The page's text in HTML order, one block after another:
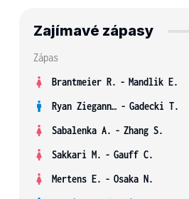
Zajímavé zápasy
Zápas
Brantmeier R. - Mandlik E.
Ryan Ziegann S. - Gadecki T.
Sabalenka A. - Zhang S.
Sakkari M. - Gauff C.
Mertens E. - Osaka N.